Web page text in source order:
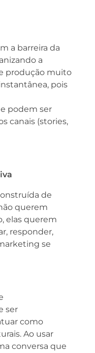
a barreira da
a
produção muito
pois
podem ser
canais (stories,
de
querem
elas querem
responder,
se
ser
como
Ao usar
conversa que